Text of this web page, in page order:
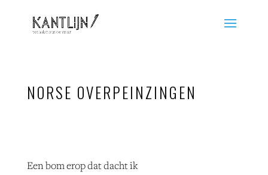
NORSE OVERPEINZINGEN
Een bom erop dat dacht ik